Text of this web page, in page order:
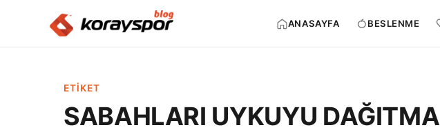
ANASAYFA BESLENME
ETIKET
SABAHLARI UYKUYU DAĞITMA